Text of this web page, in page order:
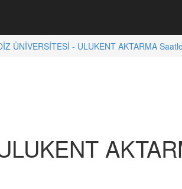
ÜNİVERSİTESİ - ULUKENT AKTARMA